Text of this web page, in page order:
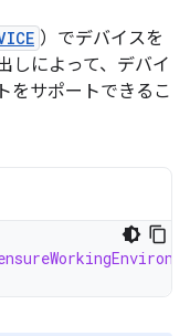
）でデバイスを
しによって、デバイ
をサポートできるこ